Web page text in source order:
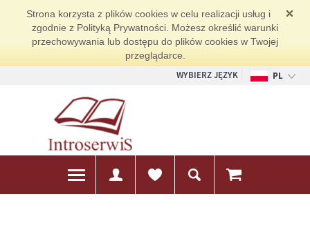
Strona korzysta z plików cookies w celu realizacji usług i
zgodnie z Polityką Prywatności. Możesz określić warunki
przechowywania lub dostępu do plików cookies w Twojej
przeglądarce.
WYBIERZ JĘZYK
PL